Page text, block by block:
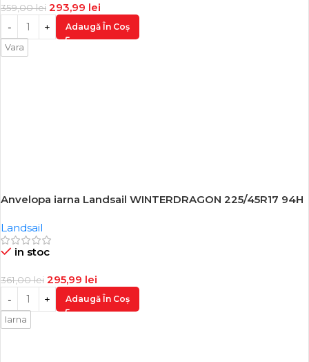
359,00lei 293,99 lei
Adaugă În Coș
Vara
-18%
Anvelopa iarna Landsail WINTERDRAGON 225/45R17 94H
Landsail
in stoc
361,00lei 295,99 lei
Adaugă În Coș
Iarna